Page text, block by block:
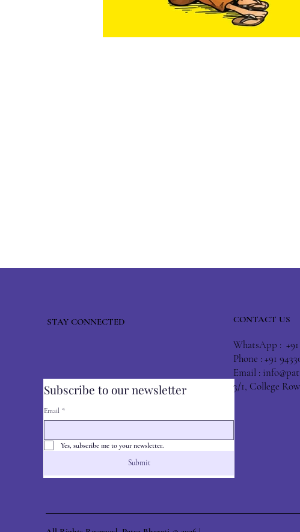
Subscribe to our newsletter
Email *
Yes, subscribe me to your newsletter.
Submit
STAY CONNECTED CONTACT US
WhatsApp : +91
Phone : +91
Email :
3/1, College